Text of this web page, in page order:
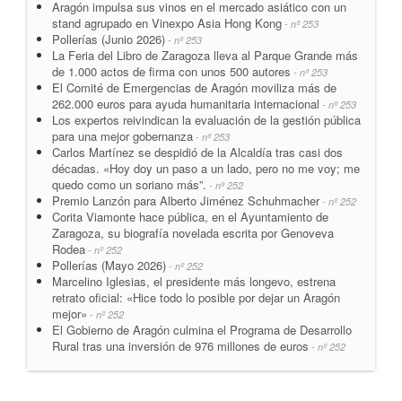
Aragón impulsa sus vinos en el mercado asiático con un
stand agrupado en Vinexpo Asia Hong Kong - nº 253
Pollerías (Junio 2026) - nº 253
La Feria del Libro de Zaragoza lleva al Parque Grande más
de 1.000 actos de firma con unos 500 autores - nº 253
El Comité de Emergencias de Aragón moviliza más de
262.000 euros para ayuda humanitaria internacional - nº 253
Los expertos reivindican la evaluación de la gestión pública
para una mejor gobernanza - nº 253
Carlos Martínez se despidió de la Alcaldía tras casi dos
décadas. «Hoy doy un paso a un lado, pero no me voy; me
quedo como un soriano más”. - nº 252
Premio Lanzón para Alberto Jiménez Schuhmacher- nº 252
Corita Viamonte hace pública, en el Ayuntamiento de
Zaragoza, su biografía novelada escrita por Genoveva
Rodea - nº 252
Pollerías (Mayo 2026) - nº 252
Marcelino Iglesias, el presidente más longevo, estrena
retrato oficial: «Hice todo lo posible por dejar un Aragón
mejor» - nº 252
El Gobierno de Aragón culmina el Programa de Desarrollo
Rural tras una inversión de 976 millones de euros - nº 252